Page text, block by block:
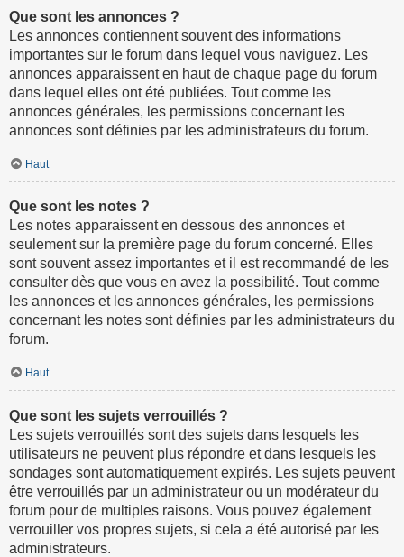
Que sont les annonces ?
Les annonces contiennent souvent des informations
importantes sur le forum dans lequel vous naviguez. Les
annonces apparaissent en haut de chaque page du forum
dans lequel elles ont été publiées. Tout comme les
annonces générales, les permissions concernant les
annonces sont définies par les administrateurs du forum.
Haut
Que sont les notes ?
Les notes apparaissent en dessous des annonces et
seulement sur la première page du forum concerné. Elles
sont souvent assez importantes et il est recommandé de les
consulter dès que vous en avez la possibilité. Tout comme
les annonces et les annonces générales, les permissions
concernant les notes sont définies par les administrateurs du
forum.
Haut
Que sont les sujets verrouillés ?
Les sujets verrouillés sont des sujets dans lesquels les
utilisateurs ne peuvent plus répondre et dans lesquels les
sondages sont automatiquement expirés. Les sujets peuvent
être verrouillés par un administrateur ou un modérateur du
forum pour de multiples raisons. Vous pouvez également
verrouiller vos propres sujets, si cela a été autorisé par les
administrateurs.